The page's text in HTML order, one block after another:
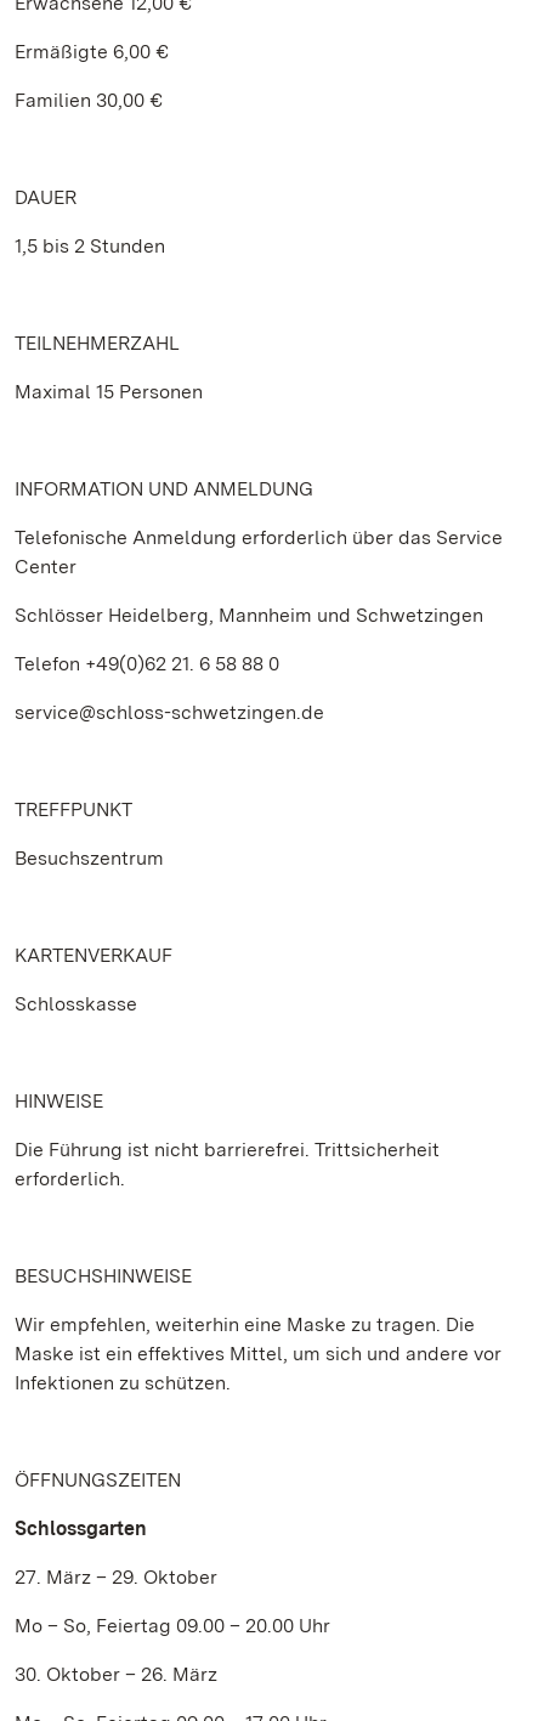
Ermäßigte 6,00 €
Familien 30,00 €
DAUER
1,5 bis 2 Stunden
TEILNEHMERZAHL
Maximal 15 Personen
INFORMATION UND ANMELDUNG
Telefonische Anmeldung erforderlich über das Service
Center
Schlösser Heidelberg, Mannheim und Schwetzingen
Telefon +49(0)62 21. 6 58 88 0
service@schloss-schwetzingen.de
TREFFPUNKT
Besuchszentrum
KARTENVERKAUF
Schlosskasse
HINWEISE
Die Führung ist nicht barrierefrei. Trittsicherheit
erforderlich.
BESUCHSHINWEISE
Wir empfehlen, weiterhin eine Maske zu tragen. Die
Maske ist ein effektives Mittel, um sich und andere vor
Infektionen zu schützen.
ÖFFNUNGSZEITEN
Schlossgarten
27. März – 29. Oktober
Mo – So, Feiertag 09.00 – 20.00 Uhr
30. Oktober – 26. März